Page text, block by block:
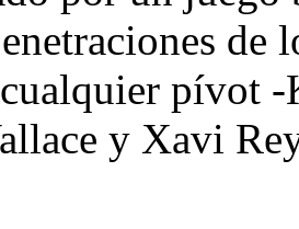
de
pívot -
y Xavi